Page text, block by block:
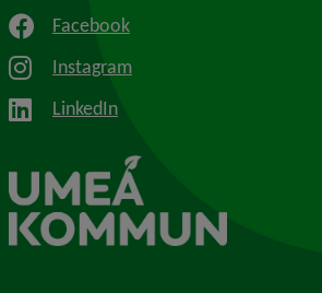
Facebook
Instagram
LinkedIn